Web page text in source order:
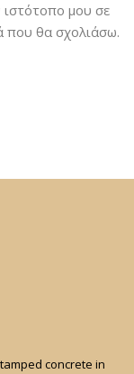
μου σε
που θα σχολιάσω.
concrete in